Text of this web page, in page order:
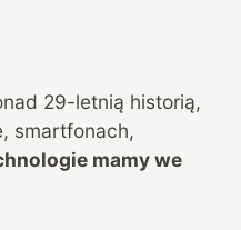
29-letnią historią,
smartfonach,
mamy we